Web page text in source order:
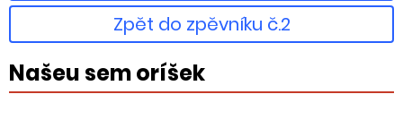
Zpět do zpěvníku č.2
Našeu sem oríšek